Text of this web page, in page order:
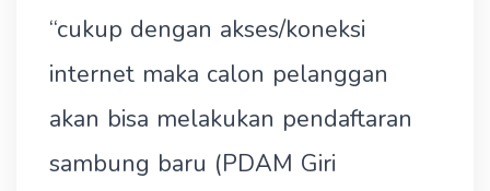
“cukup dengan akses/koneksi
internet maka calon pelanggan
akan bisa melakukan pendaftaran
sambung baru (PDAM Giri